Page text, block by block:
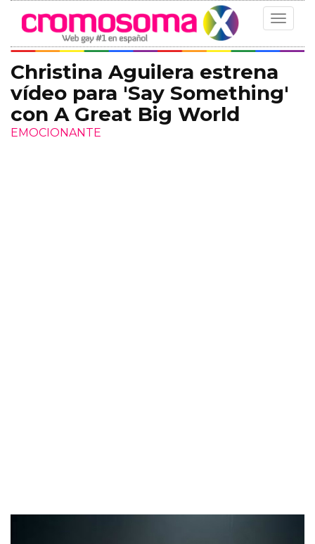
Toggle
Christina Aguilera estrena
vídeo para 'Say Something'
con A Great Big World
EMOCIONANTE